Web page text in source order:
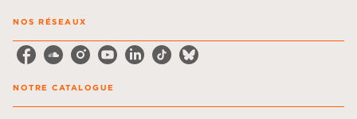
NOS RÉSEAUX
NOTRE CATALOGUE